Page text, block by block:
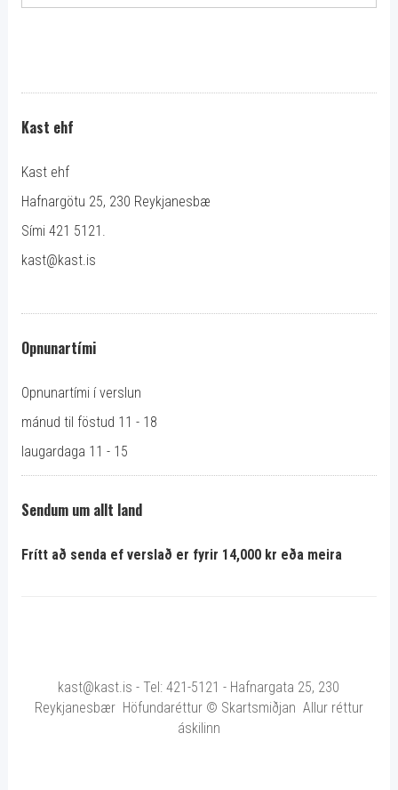
Kast ehf
Kast ehf
Hafnargötu 25, 230 Reykjanesbæ
Sími 421 5121.
kast@kast.is
Opnunartími
Opnunartími í verslun
mánud til föstud 11 - 18
laugardaga 11 - 15
Sendum um allt land
Frítt að senda ef verslað er fyrir 14,000 kr eða meira
kast@kast.is - Tel: 421-5121 - Hafnargata 25, 230
Reykjanesbær Höfundaréttur © Skartsmiðjan Allur réttur
áskilinn